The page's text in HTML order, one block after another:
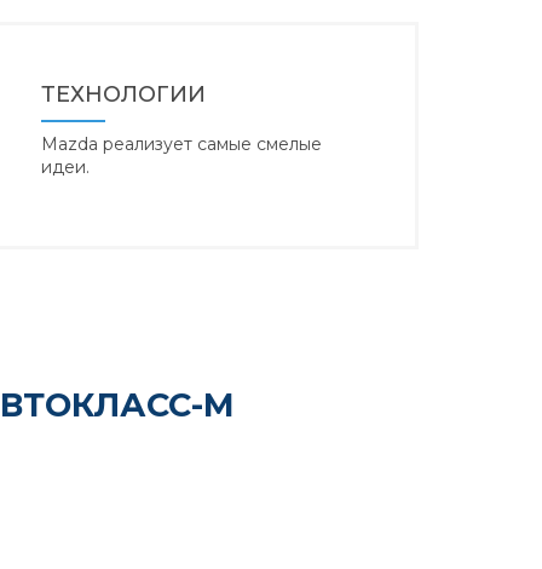
ТЕХНОЛОГИИ
Mazda реализует самые смелые
идеи.
М